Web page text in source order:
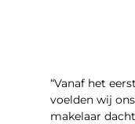
“Vanaf het
voelden wij
makelaar